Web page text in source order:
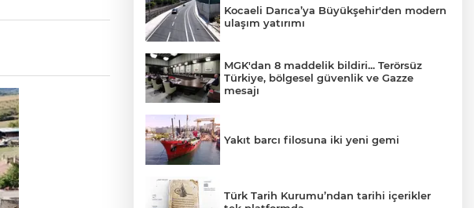
Kocaeli Darıca’ya Büyükşehir'den modern
ulaşım yatırımı
MGK'dan 8 maddelik bildiri... Terörsüz
Türkiye, bölgesel güvenlik ve Gazze
mesajı
Yakıt barcı filosuna iki yeni gemi
Türk Tarih Kurumu’ndan tarihi içerikler